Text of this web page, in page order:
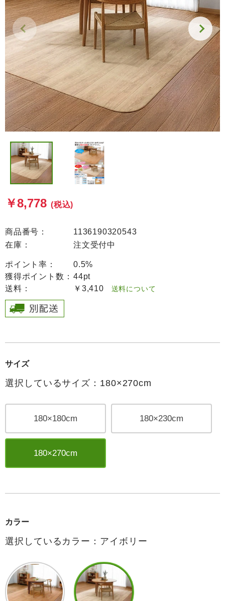
￥8,778 (税込)
商品番号：
1136190320543
在庫：
注文受付中
ポイント率：
0.5%
獲得ポイント数： 44pt
送料：
￥3,410 送料について
サイズ
選択しているサイズ：180×270cm
180×180cm 180×230cm
180×270cm
カラー
選択しているカラー：アイボリー